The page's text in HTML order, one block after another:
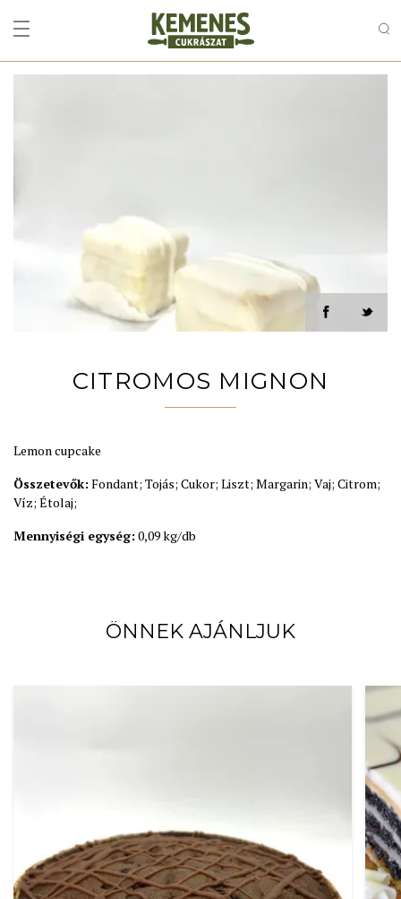
CITROMOS MIGNON
Lemon cupcake
Összetevők: Fondant; Tojás; Cukor; Liszt; Margarin; Vaj; Citrom;
Víz; Étolaj;
Mennyiségi egység: 0,09 kg/db
ÖNNEK AJÁNLJUK